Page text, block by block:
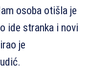
osoba otišla je
ide stranka i novi
je